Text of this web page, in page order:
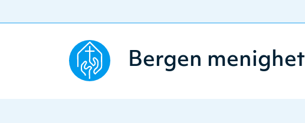
Bergen menighet